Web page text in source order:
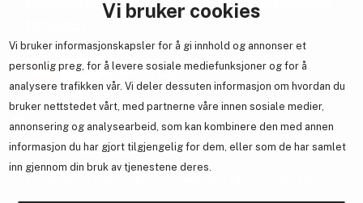
Vi bruker cookies
Vi bruker informasjonskapsler for å gi innhold og annonser et
personlig preg, for å levere sosiale mediefunksjoner og for å
analysere trafikken vår. Vi deler dessuten informasjon om hvordan du
bruker nettstedet vårt, med partnerne våre innen sosiale medier,
annonsering og analysearbeid, som kan kombinere den med annen
informasjon du har gjort tilgjengelig for dem, eller som de har samlet
inn gjennom din bruk av tjenestene deres.
Samarbeid med oss
En del avBrandsdal Group AS